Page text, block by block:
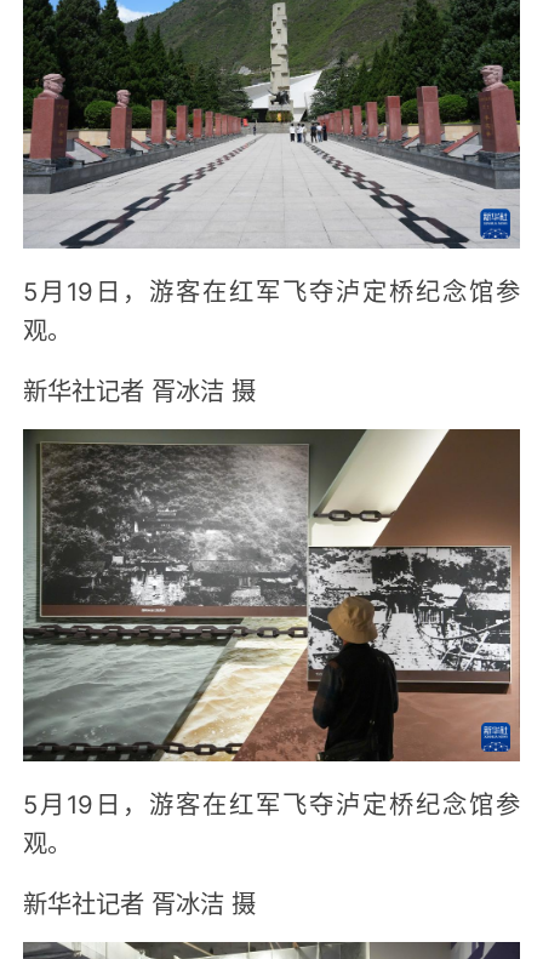
5月19日，游客在红军飞夺泸定桥纪念馆参
观。
新华社记者 胥冰洁 摄
5月19日，游客在红军飞夺泸定桥纪念馆参
观。
新华社记者 胥冰洁 摄